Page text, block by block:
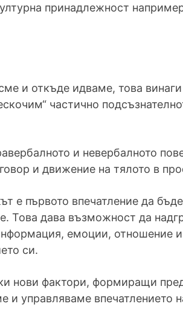
принадлежност
откъде идваме, това винаги
частично
и невербалното
и движение на тялото в
е първото впечатление да бъде
Това дава възможност да
емоции, отношение и
си.
нови фактори, формиращи
и управляваме впечатлението